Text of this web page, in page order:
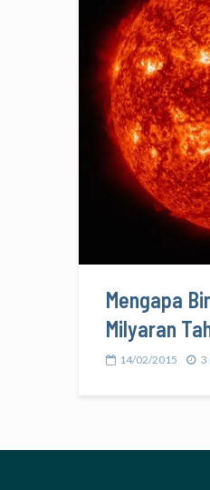
Mengapa
Milyaran
14/02/2015 3